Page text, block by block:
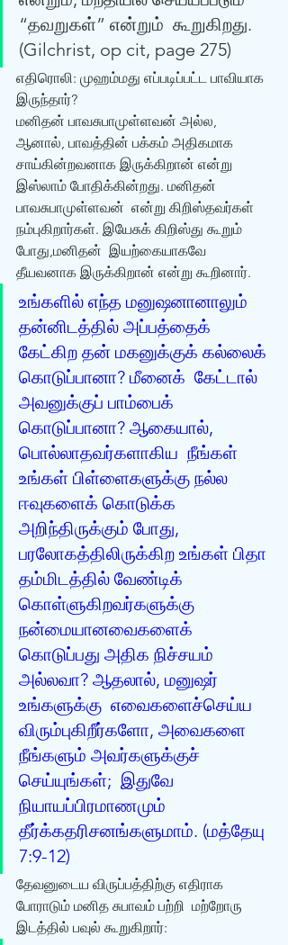
“தவறுகள்” என்றும்  கூறுகிறது.
(Gilchrist, op cit, page 275)
எதிரொலி: முஹம்மது எப்படிப்பட்ட பாவியாக
இருந்தார்?
மனிதன் பாவசுபாமுள்ளவன் அல்ல,
ஆனால், பாவத்தின் பக்கம் அதிகமாக
சாய்கின்றவனாக இருக்கிறான் என்று
இஸ்லாம் போதிக்கின்றது. மனிதன்
பாவசுபாமுள்ளவன்  என்று கிறிஸ்தவர்கள்
நம்புகிறார்கள். இயேசுக் கிறிஸ்து கூறும்
போது,மனிதன்  இயற்கையாகவே
தீயவனாக இருக்கிறான் என்று கூறினார்.
உங்களில் எந்த மனுஷனானாலும்
தன்னிடத்தில் அப்பத்தைக்
கேட்கிற தன் மகனுக்குக் கல்லைக்
கொடுப்பானா? மீனைக்  கேட்டால்
அவனுக்குப் பாம்பைக்
கொடுப்பானா? ஆகையால்,
பொல்லாதவர்களாகிய  நீங்கள்
உங்கள் பிள்ளைகளுக்கு நல்ல
ஈவுகளைக் கொடுக்க
அறிந்திருக்கும் போது,
பரலோகத்திலிருக்கிற உங்கள் பிதா
தம்மிடத்தில் வேண்டிக்
கொள்ளுகிறவர்களுக்கு
நன்மையானவைகளைக்
கொடுப்பது அதிக நிச்சயம்
அல்லவா? ஆதலால், மனுஷர்
உங்களுக்கு  எவைகளைச்செய்ய
விரும்புகிறீர்களோ, அவைகளை
நீங்களும் அவர்களுக்குச்
செய்யுங்கள்;  இதுவே
நியாயப்பிரமாணமும்
தீர்க்கதரிசனங்களுமாம். (மத்தேயு
7:9-12)
தேவனுடைய விருப்பத்திற்கு எதிராக
போராடும் மனித சுபாவம் பற்றி  மற்றோரு
இடத்தில் பவுல் கூறுகிறார்: